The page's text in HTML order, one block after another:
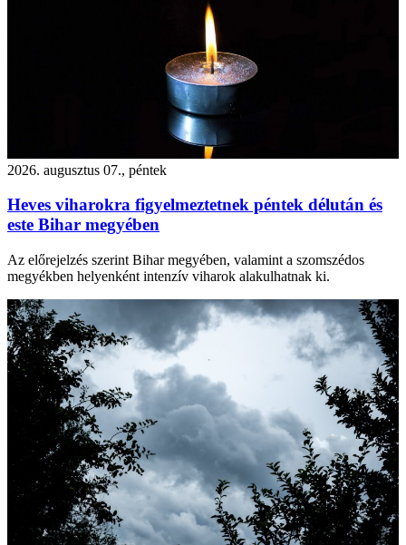
2026. augusztus 07., péntek
Heves viharokra figyelmeztetnek péntek délután és
este Bihar megyében
Az előrejelzés szerint Bihar megyében, valamint a szomszédos
megyékben helyenként intenzív viharok alakulhatnak ki.